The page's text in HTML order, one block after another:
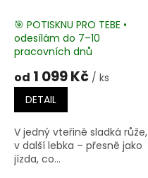
🎯 POTISKNU PRO TEBE •
odesílám do 7–10
pracovních dnů
od 1 099 Kč / ks
DETAIL
V jedný vteřině sladká růže,
v další lebka – přesně jako
jízda, co...